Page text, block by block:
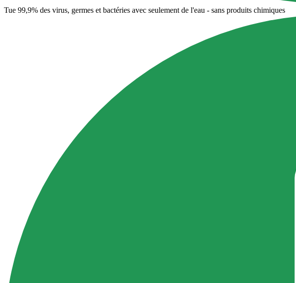
Tue 99,9% des virus, germes et bactéries avec seulement de l'eau - sans produits chimiques